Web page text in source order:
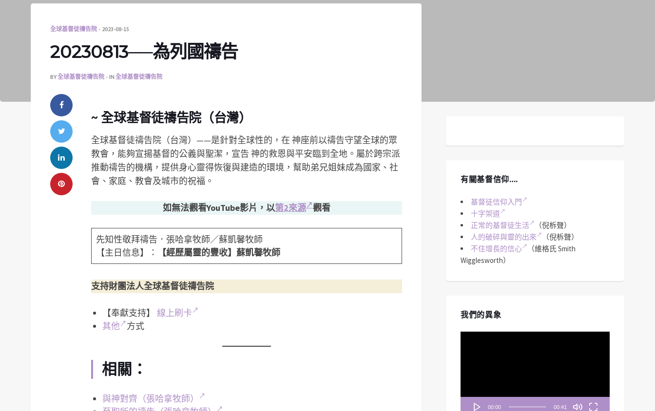
全球基督徒禱告院 2023-08-15
20230813──為列國禱告
BY全球基督徒禱告院 IN 全球基督徒禱告院
~ 全球基督徒禱告院（台灣）
全球基督徒禱告院（台灣）——是針對全球性的，在 神座前以禱告守望全球的眾
教會，能夠宣揚基督的公義與聖潔，宣告 神的救恩與平安臨到全地。屬於跨宗派
推動禱告的機構，提供身心靈得恢復與建造的環境，­幫助弟兄姐妹成為國家、社
會、家庭、教會及城市的祝福。
如無法觀看YouTube影片，以第2來源 觀看
先知性敬拜禱告．張哈拿牧師／蘇凱馨牧師
【主日信息】：
【經歷屬靈的豐收】 蘇凱馨牧師
支持財團法人全球基督徒禱告院
【奉獻支持】 線上刷卡
其他
方式
相關：
與神對齊（張哈拿牧師）
有關基督信仰….
基督徒信仰入門
十字架道
正常的基督徒生活
（倪柝聲）
人的破碎與靈的出來
（倪柝聲）
不住增長的信心
（維格氏 Smith
Wigglesworth）
我們的異象
00:00 00:41